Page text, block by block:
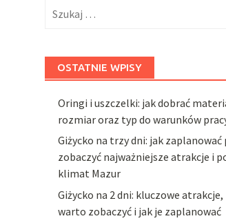
OSTATNIE WPISY
Oringi i uszczelki: jak dobrać
rozmiar oraz typ do warunków
Giżycko na trzy dni: jak zaplanować
zobaczyć najważniejsze atrakcje i
klimat Mazur
Giżycko na 2 dni: kluczowe
warto zobaczyć i jak je zaplanować